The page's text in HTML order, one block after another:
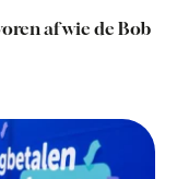
af wie de Bob